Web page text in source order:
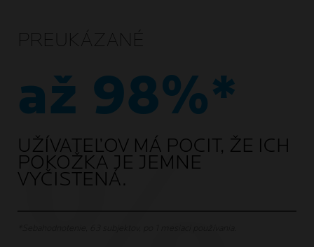
PREUKÁZANÉ
až 98%*
UŽÍVATEĽOV MÁ POCIT, ŽE ICH
POKOŽKA JE JEMNE
VYČISTENÁ.